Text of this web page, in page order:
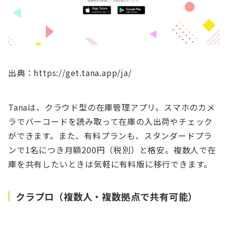
出典：https://get.tana.app/ja/
Tanaは、クラウド型の在庫管理アプリ。スマホのカメ
ラでバーコードを読み取って在庫の入出荷やチェック
ができます。また、有料プランも、スタンダードプラ
ンで1名につき月額200円（税別）と格安。複数人で在
庫を共有したいときは気軽に有料版に移行できます。
クラプロ（複数人・複数拠点で共有可能）